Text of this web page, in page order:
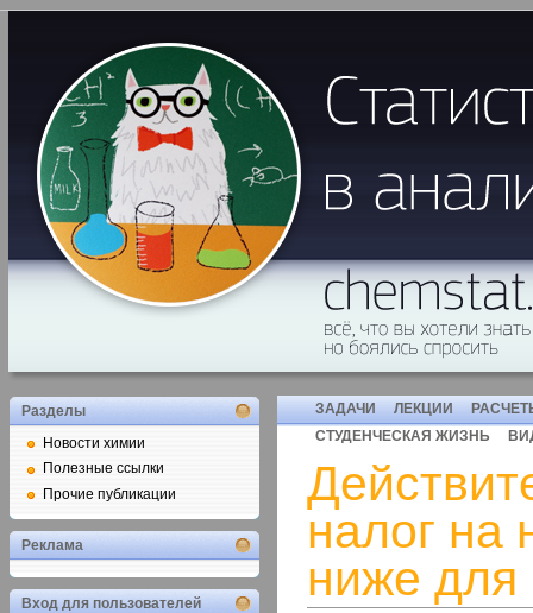
ЗАДАЧИ ЛЕКЦИИ
СТУДЕНЧЕСКАЯ ЖИЗНЬ
налог на
ниже
Разделы
Новости химии
Полезные ссылки
Прочие публикации
Реклама
Вход для пользователей